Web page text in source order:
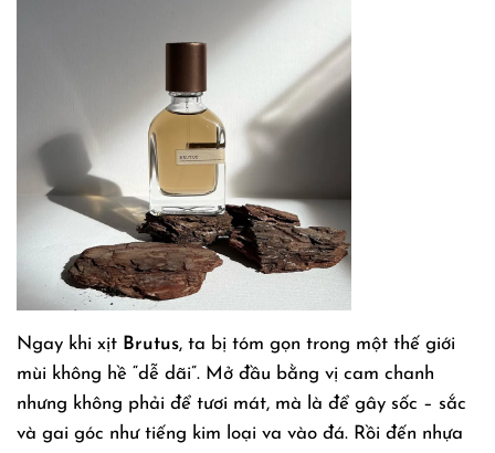
Ngay khi xịt Brutus, ta bị tóm gọn trong một thế giới
mùi không hề “dễ dãi”. Mở đầu bằng vị cam chanh
nhưng không phải để tươi mát, mà là để gây sốc – sắc
và gai góc như tiếng kim loại va vào đá. Rồi đến nhựa